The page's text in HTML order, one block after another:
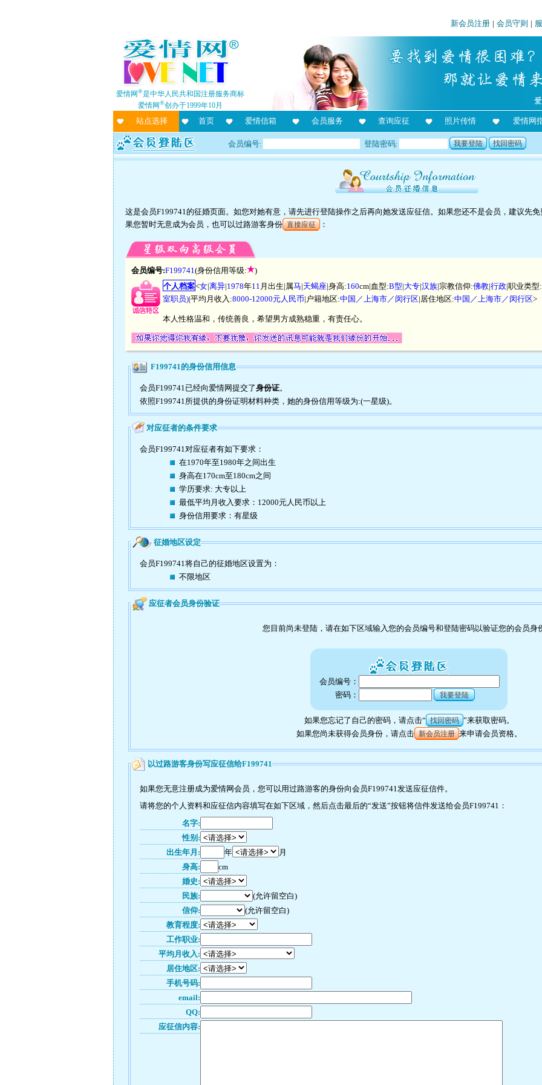
新会员注册 | 会员守则 |
爱情网®是中华人民共和国注册服务商标
爱情网®创办于1999年10月
站点选择 首页 爱情信箱 会员服务 查询应征 照片传情 爱情网
会员编号: 登陆密码: 我要登陆 找回密码
这是会员F199741的征婚页面。如您对她有意，请先进行登陆操作之后再向她发送应征信。如果您还不是会员，建议先免
果您暂时无意成为会员，也可以过路游客身份 直接应征 ：
会员编号:F199741(身份信用等级:
)
个人档案<女|离异|1978年11 月出生|属马|天蝎座|身高:160cm|血型:B型|大专|汉族|宗教信仰:佛教|行政|职业类型:
室职员)|平均月收入:8000-12000元人民币|户籍地区:中国／上海市／闵行区|居住地区:中国／上海市／闵行区>
本人性格温和，传统善良，希望男方成熟稳重，有责任心。
F199741的身份信用信息
会员F199741已经向爱情网提交了身份证。
依照F199741所提供的身份证明材料种类，她的身份信用等级为:(一星级)。
对应征者的条件要求
会员F199741对应征者有如下要求：
在1970年至1980年之间出生
身高在170cm至180cm之间
学历要求: 大专以上
最低平均月收入要求：12000元人民币以上
身份信用要求：有星级
征婚地区设定
会员F199741将自己的征婚地区设置为：
不限地区
应征者会员身份验证
您目前尚未登陆，请在如下区域输入您的会员编号和登陆密码以验证您的会员身
会员编号：
密码：
我要登陆
如果您忘记了自己的密码，请点击“ 找回密码 ”来获取密码。
如果您尚未获得会员身份，请点击 新会员注册 来申请会员资格。
以过路游客身份写应征信给F199741
如果您无意注册成为爱情网会员，您可以用过路游客的身份向会员F199741发送应征信件。
请将您的个人资料和应征信内容填写在如下区域，然后点击最后的“发送”按钮将信件发送给会员F199741：
名字:
性别:
出生年月:
年
月
身高:
cm
婚史:
民族:
(允许留空白)
信仰:
(允许留空白)
教育程度:
工作职业:
平均月收入:
居住地区:
手机号码:
email:
QQ:
应征信内容: